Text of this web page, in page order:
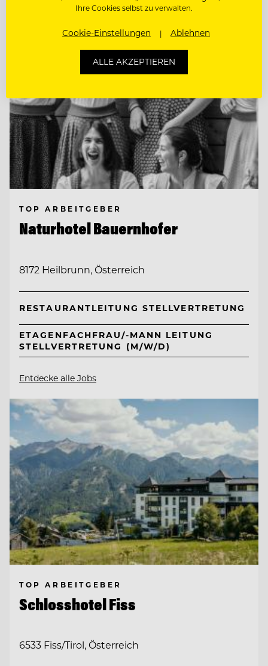
Entdecke alle Jobs
TOP ARBEITGEBER
Naturhotel Bauernhofer
8172 Heilbrunn, Österreich
RESTAURANTLEITUNG STELLVERTRETUNG
ETAGENFACHFRAU/-MANN LEITUNG
STELLVERTRETUNG (M/W/D)
Entdecke alle Jobs
TOP ARBEITGEBER
Schlosshotel Fiss
6533 Fiss/Tirol, Österreich
Ihre Cookies selbst zu verwalten.
Cookie-Einstellungen Ablehnen
ALLE AKZEPTIEREN